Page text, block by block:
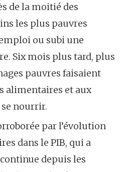
de la moitié des
les plus pauvres
ou subi une
Six mois plus tard, plus
pauvres faisaient
alimentaires et aux
nourrir.
par l’évolution
dans le PIB, qui a
depuis les